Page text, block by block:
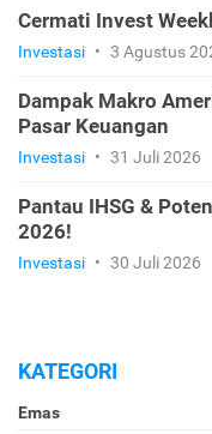
Cermati Invest
Investasi • 3 Agustus
Dampak Makro
Pasar Keuangan
Investasi • 31 Juli 2026
Pantau IHSG &
2026!
Investasi • 30 Juli 2026
KATEGORI
Emas